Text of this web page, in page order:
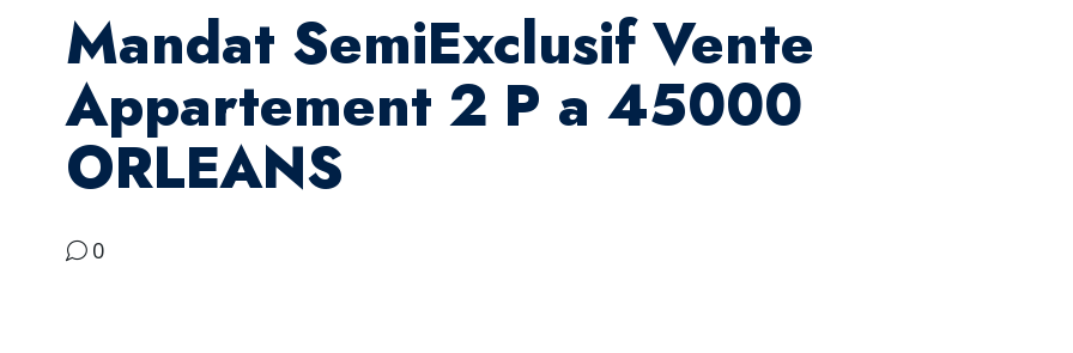
Mandat SemiExclusif Vente
Appartement 2 P a 45000
ORLEANS
0